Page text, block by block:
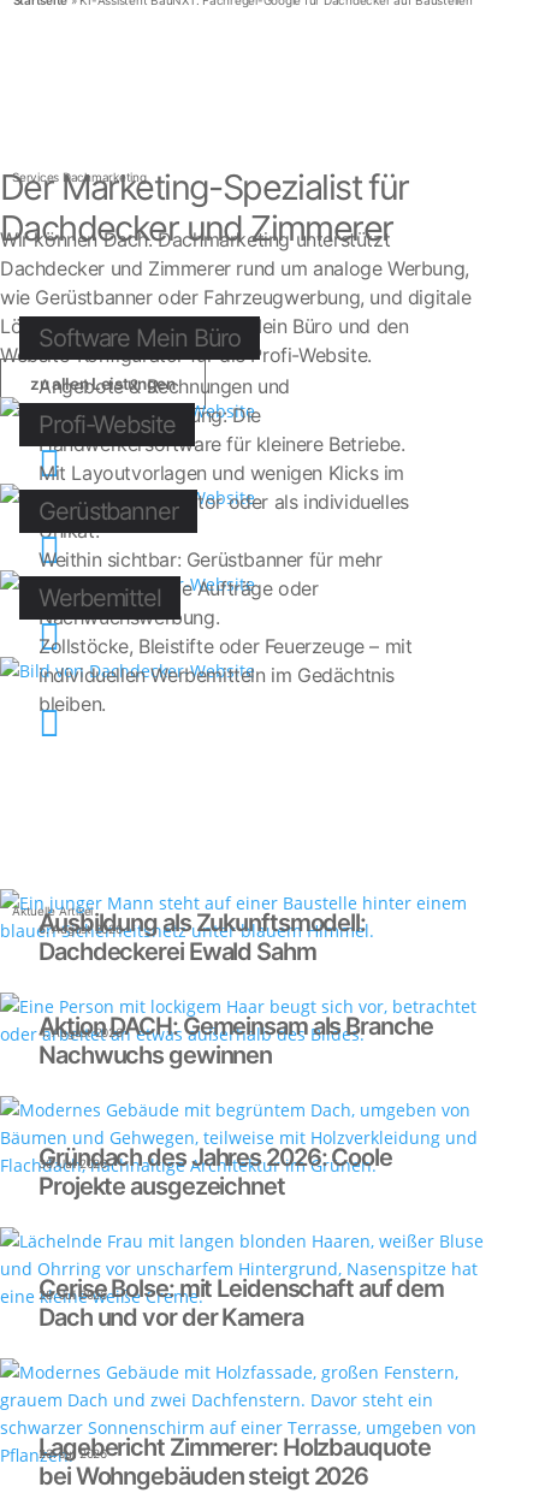
Services Dachmarketing
Der Marketing-Spezialist für
Dachdecker und Zimmerer
Wir können Dach. Dachmarketing unterstützt
Dachdecker und Zimmerer rund um analoge Werbung,
wie Gerüstbanner oder Fahrzeugwerbung, und digitale
Lösungen, wie die Software Mein Büro und den
Website-Konfigurator für die Profi-Website.
zu allen Leistungen
Software Mein Büro
Angebote & Rechnungen und
Baustellenverwaltung: Die
Handwerkersoftware für kleinere Betriebe.

Profi-Website
Mit Layoutvorlagen und wenigen Klicks im
Website-Konfigurator oder als individuelles
Unikat.

Gerüstbanner
Weithin sichtbar: Gerüstbanner für mehr
Bekanntheit, neue Aufträge oder
Nachwuchswerbung.

Werbemittel
Zollstöcke, Bleistifte oder Feuerzeuge – mit
individuellen Werbemitteln im Gedächtnis
bleiben.

Aktuelle Artikel
6. August 2026
Ausbildung als Zukunftsmodell:
Dachdeckerei Ewald Sahm
4. August 2026
Aktion DACH: Gemeinsam als Branche
Nachwuchs gewinnen
30. Juli 2026
Gründach des Jahres 2026: Coole
Projekte ausgezeichnet
28. Juli 2026
Cerise Bolse: mit Leidenschaft auf dem
Dach und vor der Kamera
23. Juli 2026
Lagebericht Zimmerer: Holzbauquote
bei Wohngebäuden steigt 2026